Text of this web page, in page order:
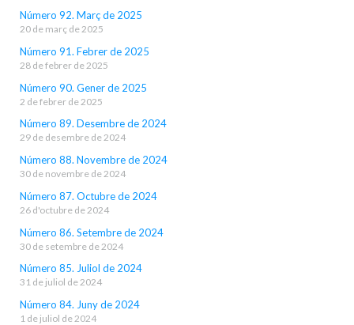
Número 92. Març de 2025
20 de març de 2025
Número 91. Febrer de 2025
28 de febrer de 2025
Número 90. Gener de 2025
2 de febrer de 2025
Número 89. Desembre de 2024
29 de desembre de 2024
Número 88. Novembre de 2024
30 de novembre de 2024
Número 87. Octubre de 2024
26 d'octubre de 2024
Número 86. Setembre de 2024
30 de setembre de 2024
Número 85. Juliol de 2024
31 de juliol de 2024
Número 84. Juny de 2024
1 de juliol de 2024